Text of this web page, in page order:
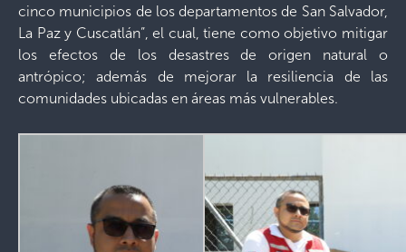
cinco municipios de los departamentos de San Salvador,
La Paz y Cuscatlán”, el cual, tiene como objetivo mitigar
los efectos de los desastres de origen natural o
antrópico; además de mejorar la resiliencia de las
comunidades ubicadas en áreas más vulnerables.